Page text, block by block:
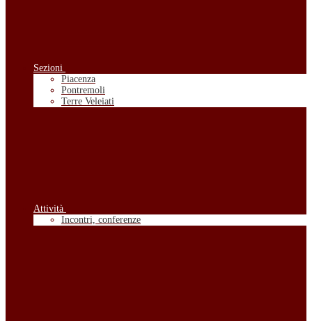
Sezioni
Piacenza
Pontremoli
Terre Veleiati
Attività
Incontri, conferenze